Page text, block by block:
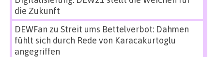
die Zukunft
DEWFan zu Streit ums Bettelverbot: Dahmen
fühlt sich durch Rede von Karacakurtoglu
angegriffen